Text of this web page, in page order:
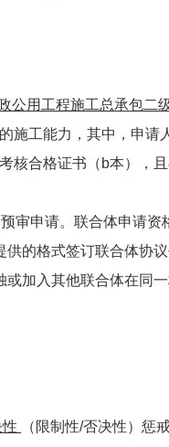
公用工程施工总承包二
施工能力，其中，申请
核合格证书（b本），
审申请。联合体申请资
供的格式签订联合体协
加入其他联合体在同
（限制性/否决性）惩